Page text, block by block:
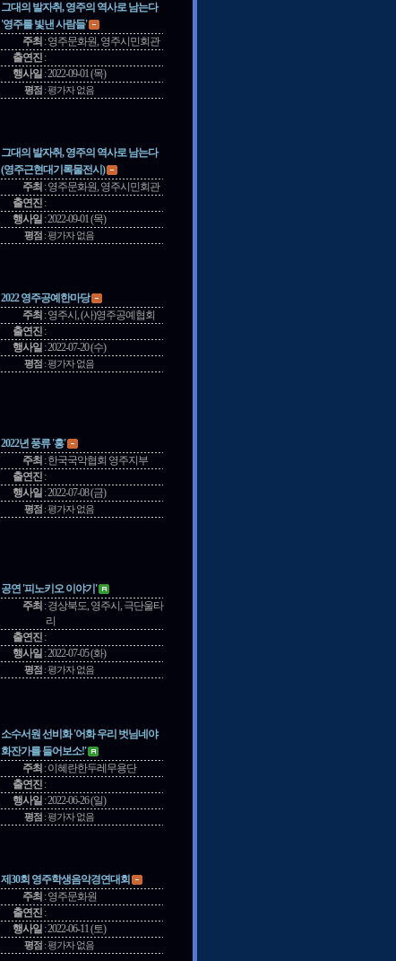
그대의 발자취, 영주의 역사로 남는다
'영주를 빛낸 사람들'
주최 :영주문화원, 영주시민회관
출연진 :
행사일 :2022-09-01 (목)
평점 :평가자 없음
그대의 발자취, 영주의 역사로 남는다
(영주근현대기록물전시)
주최 :영주문화원, 영주시민회관
출연진 :
행사일 :2022-09-01 (목)
평점 :평가자 없음
2022 영주공예한마당
주최 :영주시, (사)영주공예협회
출연진 :
행사일 :2022-07-20 (수)
평점 :평가자 없음
2022년 풍류 '흥'
주최 :한국국악협회 영주지부
출연진 :
행사일 :2022-07-08 (금)
평점 :평가자 없음
공연 '피노키오 이야기'
주최 :경상북도, 영주시, 극단울타
리
출연진 :
행사일 :2022-07-05 (화)
평점 :평가자 없음
소수서원 선비화 '어화 우리 벗님네야
화잔가를 들어보소!'
주최 :이혜란한두레무용단
출연진 :
행사일 :2022-06-26 (일)
평점 :평가자 없음
제30회 영주학생음악경연대회
주최 :영주문화원
출연진 :
행사일 :2022-06-11 (토)
평점 :평가자 없음